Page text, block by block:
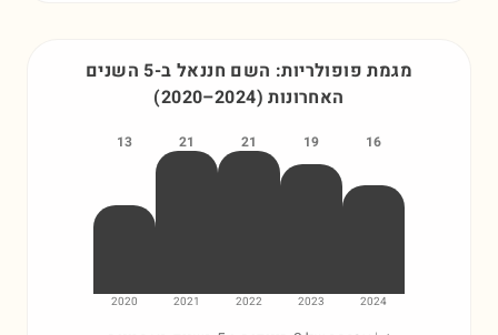
מגמת פופולריות: השם חננאל
ב-5 השנים
האחרונות
(2020–2024)
16
2024
19
2023
21
2022
21
2021
13
2020